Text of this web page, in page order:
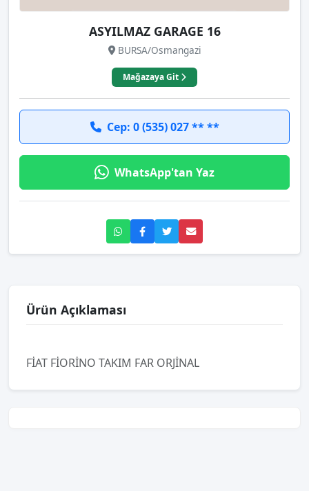
ASYILMAZ GARAGE 16
BURSA/Osmangazi
Mağazaya Git
Cep: 0 (535) 027 ** **
WhatsApp'tan Yaz
Ürün Açıklaması
FİAT FİORİNO TAKIM FAR ORJİNAL